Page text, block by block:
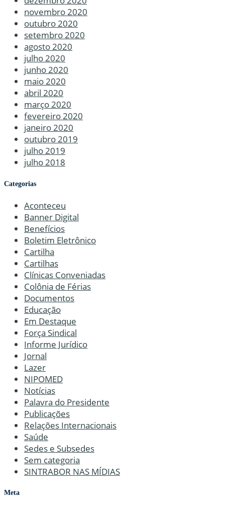
novembro 2020
outubro 2020
setembro 2020
agosto 2020
julho 2020
junho 2020
maio 2020
abril 2020
março 2020
fevereiro 2020
janeiro 2020
outubro 2019
julho 2019
julho 2018
Categorias
Aconteceu
Banner Digital
Benefícios
Boletim Eletrônico
Cartilha
Cartilhas
Clínicas Conveniadas
Colônia de Férias
Documentos
Educação
Em Destaque
Força Sindical
Informe Jurídico
Jornal
Lazer
NIPOMED
Notícias
Palavra do Presidente
Publicações
Relações Internacionais
Saúde
Sedes e Subsedes
Sem categoria
SINTRABOR NAS MÍDIAS
Meta